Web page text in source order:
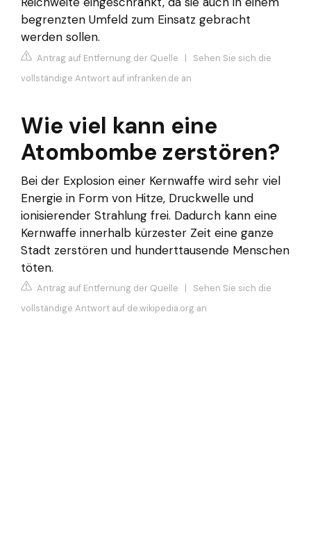
begrenzten Umfeld zum Einsatz gebracht
werden sollen.
Antrag auf Entfernung der Quelle | Sehen Sie sich die
vollständige Antwort auf infranken.de an
Wie viel kann eine
Atombombe zerstören?
Bei der Explosion einer Kernwaffe wird sehr viel
Energie in Form von Hitze, Druckwelle und
ionisierender Strahlung frei. Dadurch kann eine
Kernwaffe innerhalb kürzester Zeit eine ganze
Stadt zerstören und hunderttausende Menschen
töten.
Antrag auf Entfernung der Quelle | Sehen Sie sich die
vollständige Antwort auf de.wikipedia.org an